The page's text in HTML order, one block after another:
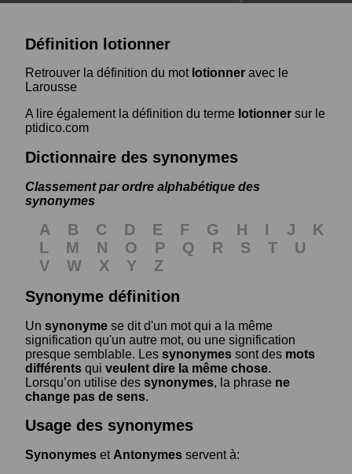
Définition lotionner
Retrouver la définition du mot lotionner avec le
Larousse
A lire également la définition du terme lotionner sur le
ptidico.com
Dictionnaire des synonymes
Classement par ordre alphabétique des
synonymes
A B C D E F G H I J
K
L
M N O P Q R S T
U
V
W X Y
Z
Synonyme définition
Un synonyme se dit d'un mot qui a la même
signification qu'un autre mot, ou une signification
presque semblable. Les synonymes sont des mots
différents qui veulent dire la même chose.
Lorsqu’on utilise des synonymes, la phrase ne
change pas de sens.
Usage des synonymes
Synonymes et Antonymes servent à: